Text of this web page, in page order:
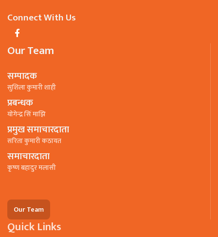
Connect With Us
Our Team
सम्पादक
सुशिला कुमारी शाही
प्रबन्धक
याेगेन्द्र सिं माझि
प्रमुख समाचारदाता
सरिता कुमारी कठायत
समाचारदाता
कृष्ण बहादुर मलासी
Our Team
Quick Links